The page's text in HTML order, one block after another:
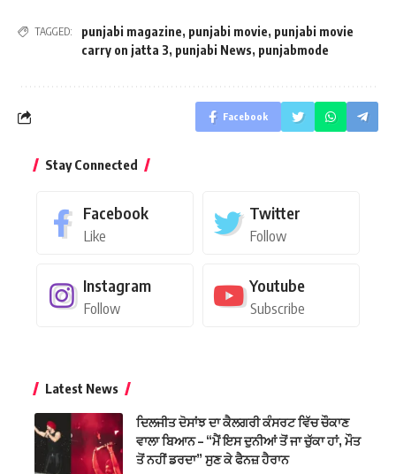
TAGGED: punjabi magazine, punjabi movie, punjabi movie
carry on jatta 3, punjabi News, punjabmode
Facebook
Stay Connected
Facebook
Like
Twitter
Follow
Instagram
Follow
Youtube
Subscribe
Latest News
ਦਿਲਜੀਤ ਦੋਸਾਂਝ ਦਾ ਕੈਲਗਰੀ ਕੰਸਰਟ ਵਿੱਚ ਚੌਕਾਣ
ਵਾਲਾ ਬਿਆਨ – “ਮੈਂ ਇਸ ਦੁਨੀਆਂ ਤੋਂ ਜਾ ਚੁੱਕਾ ਹਾਂ, ਮੌਤ
ਤੋਂ ਨਹੀਂ ਡਰਦਾ” ਸੁਣ ਕੇ ਫੈਨਜ਼ ਹੈਰਾਨ